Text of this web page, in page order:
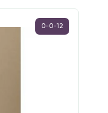
0-0-12